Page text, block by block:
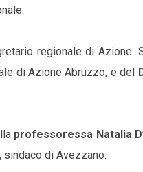
regionale di Azione.
di Azione Abruzzo, e del
professoressa Natalia
, sindaco di Avezzano.